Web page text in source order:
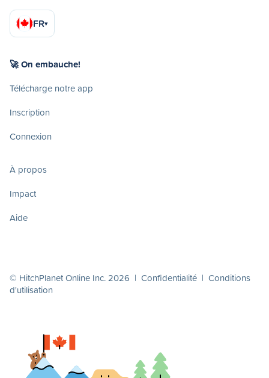
FR▾
🚀 On embauche!
Télécharge notre app
Inscription
Connexion
À propos
Impact
Aide
© HitchPlanet Online Inc. 2026 | Confidentialité | Conditions
d'utilisation